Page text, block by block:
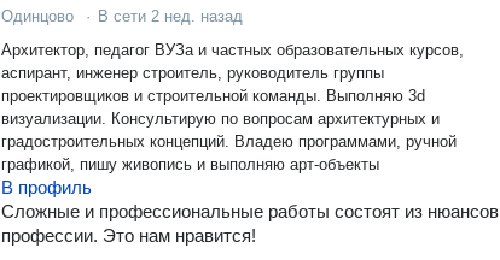
Одинцово · В сети 2 нед. назад
Архитектор, педагог ВУЗа и частных образовательных курсов,
аспирант, инженер строитель, руководитель группы
проектировщиков и строительной команды. Выполняю 3d
визуализации. Консультирую по вопросам архитектурных и
градостроительных концепций. Владею программами, ручной
графикой, пишу живопись и выполняю арт-объекты
В профиль
Сложные и профессиональные работы состоят из нюансов
профессии. Это нам нравится!